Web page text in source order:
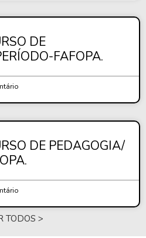
DE
FAFOPA.
DE PEDAGOGIA/
TODOS >